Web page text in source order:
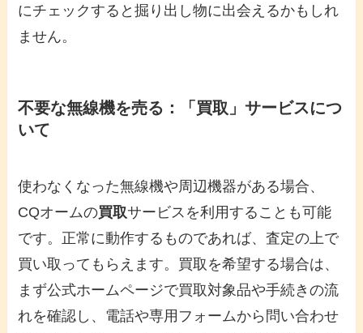
にチェックすると掘り出し物に出会えるかもしれ
ません。
不要な無線機を売る：「買取」サービスにつ
いて
使わなくなった無線機や周辺機器がある場合、
CQオームの買取サービスを利用することも可能
です。正常に動作するものであれば、査定の上で
買い取ってもらえます。買取を希望する場合は、
まず公式ホームページで買取対象品や手続きの流
れを確認し、電話や専用フォームから問い合わせ